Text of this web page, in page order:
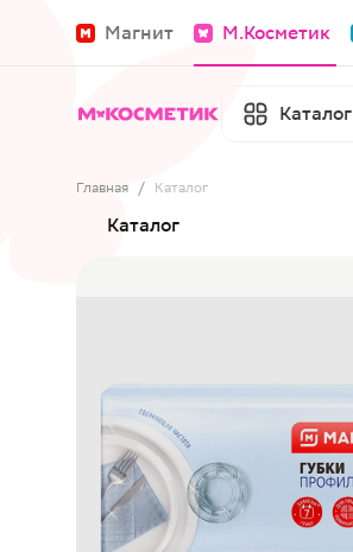
Магнит М.Косметик
Каталог
Главная / Каталог
Каталог